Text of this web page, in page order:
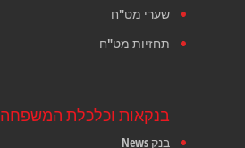
שערי מט"ח
תחזיות מט"ח
בנקאות וכלכלת המשפחה
בנק News